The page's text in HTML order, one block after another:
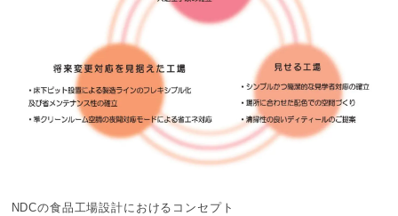
NDCの食品工場設計におけるコンセプト